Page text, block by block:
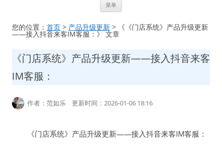
菜单
文
您的位置： 首页 > 产品升级更新 > 《《门店系统》产品升级更新
——接入抖音来客IM客服：》 文章
《门店系统》产品升级更新——接入抖音来客
IM客服：
作者：范如乐 更新时间：2026-01-06 18:16
《门店系统》产品升级更新——接入抖音来客IM客服：